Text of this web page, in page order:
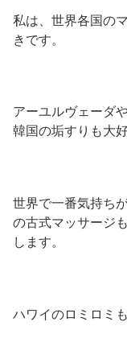
私は、世界各国の
きです。
アーユルヴェーダ
韓国の垢すりも大
世界で一番気持ち
の古式マッサージ
します。
ハワイのロミロミ